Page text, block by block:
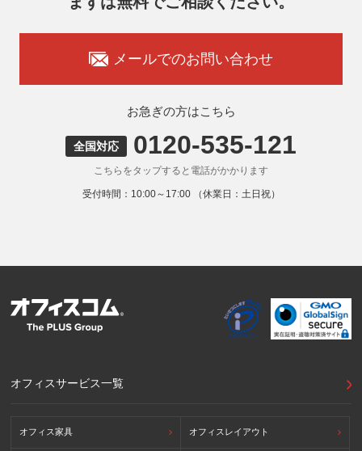
メールでのお問い合わせ
お急ぎの方はこちら
全国対応 0120-535-121
こちらをタップすると電話がかかります
受付時間：10:00～17:00 （休業日：土日祝）
オフィスサービス一覧
オフィス家具 オフィスレイアウト